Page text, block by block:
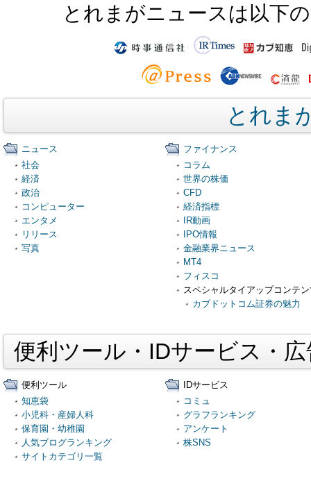
とれまがニュースは以下
とれま
ニュース
社会
経済
政治
コンピューター
エンタメ
リリース
写真
ファイナンス
コラム
世界の株価
CFD
経済指標
IR動画
IPO情報
金融業界ニュース
MT4
フィスコ
スペシャルタイアップコンテ
カブドットコム証券の魅力
便利ツール・IDサービス・
便利ツール
知恵袋
小児科・産婦人科
保育園・幼稚園
人気ブログランキング
サイトカテゴリ一覧
IDサービス
コミュ
グラフランキング
アンケート
株SNS